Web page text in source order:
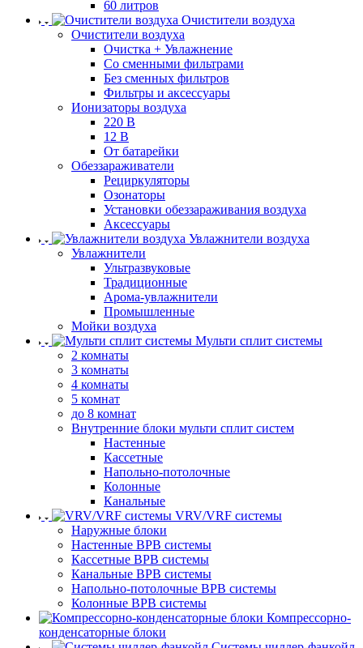
60 литров
Очистители воздуха
Очистители воздуха
Очистка + Увлажнение
Cо сменными фильтрами
Без сменных фильтров
Фильтры и аксессуары
Ионизаторы воздуха
220 В
12 В
От батарейки
Обеззараживатели
Рециркуляторы
Озонаторы
Установки обеззараживания воздуха
Аксессуары
Увлажнители воздуха
Увлажнители
Ультразвуковые
Традиционные
Арома-увлажнители
Промышленные
Мойки воздуха
Мульти сплит системы
2 комнаты
3 комнаты
4 комнаты
5 комнат
до 8 комнат
Внутренние блоки мульти сплит систем
Настенные
Кассетные
Напольно-потолочные
Колонные
Канальные
VRV/VRF системы
Наружные блоки
Настенные ВРВ системы
Кассетные ВРВ системы
Канальные ВРВ системы
Напольно-потолочные ВРВ системы
Колонные ВРВ системы
Компрессорно-
конденсаторные блоки